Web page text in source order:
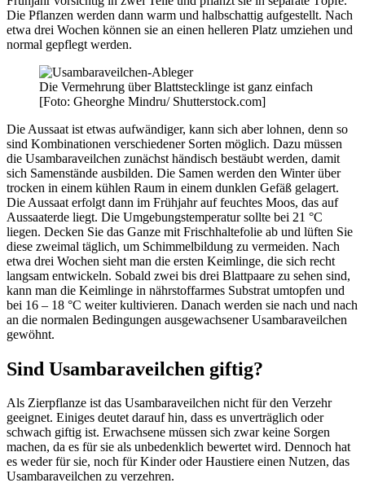
Die Pflanzen werden dann warm und halbschattig aufgestellt. Nach
etwa drei Wochen können sie an einen helleren Platz umziehen und
normal gepflegt werden.
Die Vermehrung über Blattstecklinge ist ganz einfach
[Foto: Gheorghe Mindru/ Shutterstock.com]
Die Aussaat ist etwas aufwändiger, kann sich aber lohnen, denn so
sind Kombinationen verschiedener Sorten möglich. Dazu müssen
die Usambaraveilchen zunächst händisch bestäubt werden, damit
sich Samenstände ausbilden. Die Samen werden den Winter über
trocken in einem kühlen Raum in einem dunklen Gefäß gelagert.
Die Aussaat erfolgt dann im Frühjahr auf feuchtes Moos, das auf
Aussaaterde liegt. Die Umgebungstemperatur sollte bei 21 °C
liegen. Decken Sie das Ganze mit Frischhaltefolie ab und lüften Sie
diese zweimal täglich, um Schimmelbildung zu vermeiden. Nach
etwa drei Wochen sieht man die ersten Keimlinge, die sich recht
langsam entwickeln. Sobald zwei bis drei Blattpaare zu sehen sind,
kann man die Keimlinge in nährstoffarmes Substrat umtopfen und
bei 16 – 18 °C weiter kultivieren. Danach werden sie nach und nach
an die normalen Bedingungen ausgewachsener Usambaraveilchen
gewöhnt.
Sind Usambaraveilchen giftig?
Als Zierpflanze ist das Usambaraveilchen nicht für den Verzehr
geeignet. Einiges deutet darauf hin, dass es unverträglich oder
schwach giftig ist. Erwachsene müssen sich zwar keine Sorgen
machen, da es für sie als unbedenklich bewertet wird. Dennoch hat
es weder für sie, noch für Kinder oder Haustiere einen Nutzen, das
Usambaraveilchen zu verzehren.